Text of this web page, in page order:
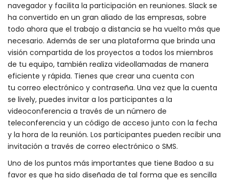
navegador y facilita la participación en reuniones. Slack se
ha convertido en un gran aliado de las empresas, sobre
todo ahora que el trabajo a distancia se ha vuelto más que
necesario. Además de ser una plataforma que brinda una
visión compartida de los proyectos a todos los miembros
de tu equipo, también realiza videollamadas de manera
eficiente y rápida. Tienes que crear una cuenta con
tu correo electrónico y contraseña. Una vez que la cuenta
se lively, puedes invitar a los participantes a la
videoconferencia a través de un número de
teleconferencia y un código de acceso junto con la fecha
y la hora de la reunión. Los participantes pueden recibir una
invitación a través de correo electrónico o SMS.
Uno de los puntos más importantes que tiene Badoo a su
favor es que ha sido diseñada de tal forma que es sencilla